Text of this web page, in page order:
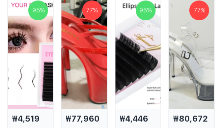
stiletto
heels with
a glossy
heel
Shoes,
Comfortable
Platform
Beach
Slides,
Sandals
for Girls
95%
₩4,519
77%
₩77,960
95%
₩4,446
77%
₩80,672